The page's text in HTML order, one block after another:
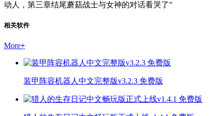
动人，第三章结尾蘑菇战士与女神的对话看哭了”
相关软件
More+
装甲阵容机器人中文完整版v3.2.3 免费版